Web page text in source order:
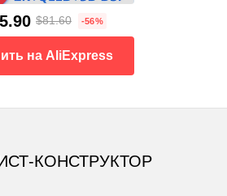
$81.60 -56%
на AliExpress
КОНСТРУКТОР